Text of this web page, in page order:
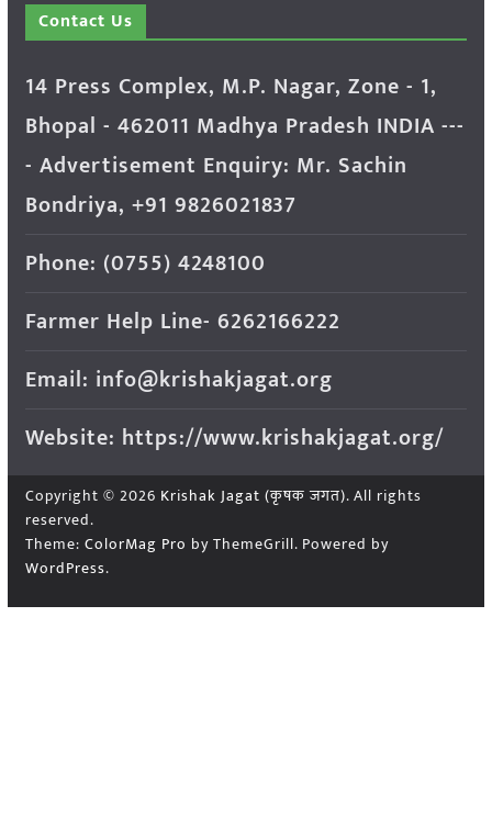
Contact Us
14 Press Complex, M.P. Nagar, Zone - 1,
Bhopal - 462011 Madhya Pradesh INDIA ---
- Advertisement Enquiry: Mr. Sachin
Bondriya, +91 9826021837
Phone: (0755) 4248100
Farmer Help Line- 6262166222
Email: info@krishakjagat.org
Website: https://www.krishakjagat.org/
Copyright © 2026 Krishak Jagat (कृषक जगत). All rights
reserved.
Theme: ColorMag Pro by ThemeGrill. Powered by
WordPress.